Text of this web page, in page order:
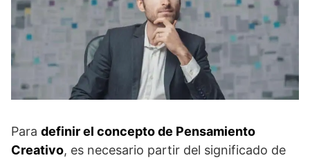
Para definir el concepto de Pensamiento
Creativo, es necesario partir del significado de